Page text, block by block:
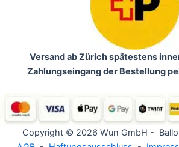
Versand ab Zürich spätestens
Zahlungseingang der Bestellung
Copyright © 2026 Wun GmbH -